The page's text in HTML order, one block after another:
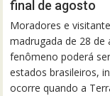
final de agosto
Moradores e
madrugada de 28 de
fenômeno poderá
estados brasileiros,
ocorre quando a